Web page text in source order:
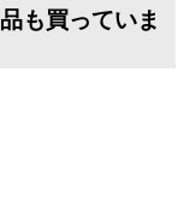
も買っていま